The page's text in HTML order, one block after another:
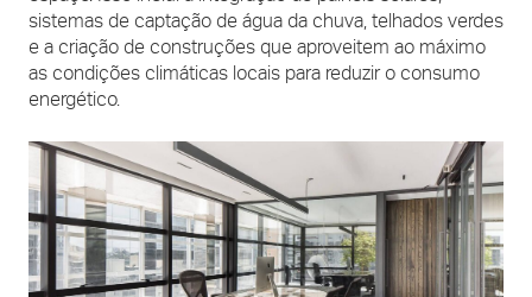
sistemas de captação de água da chuva, telhados verdes
e a criação de construções que aproveitem ao máximo
as condições climáticas locais para reduzir o consumo
energético.